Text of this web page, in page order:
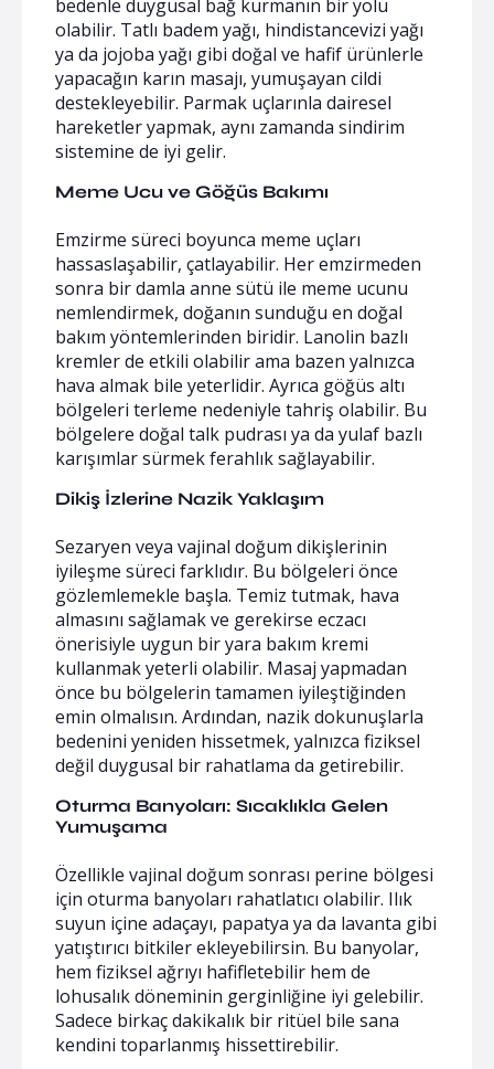
bedenle duygusal bağ kurmanın bir yolu
olabilir. Tatlı badem yağı, hindistancevizi yağı
ya da jojoba yağı gibi doğal ve hafif ürünlerle
yapacağın karın masajı, yumuşayan cildi
destekleyebilir. Parmak uçlarınla dairesel
hareketler yapmak, aynı zamanda sindirim
sistemine de iyi gelir.
Meme Ucu ve Göğüs Bakımı
Emzirme süreci boyunca meme uçları
hassaslaşabilir, çatlayabilir. Her emzirmeden
sonra bir damla anne sütü ile meme ucunu
nemlendirmek, doğanın sunduğu en doğal
bakım yöntemlerinden biridir. Lanolin bazlı
kremler de etkili olabilir ama bazen yalnızca
hava almak bile yeterlidir. Ayrıca göğüs altı
bölgeleri terleme nedeniyle tahriş olabilir. Bu
bölgelere doğal talk pudrası ya da yulaf bazlı
karışımlar sürmek ferahlık sağlayabilir.
Dikiş İzlerine Nazik Yaklaşım
Sezaryen veya vajinal doğum dikişlerinin
iyileşme süreci farklıdır. Bu bölgeleri önce
gözlemlemekle başla. Temiz tutmak, hava
almasını sağlamak ve gerekirse eczacı
önerisiyle uygun bir yara bakım kremi
kullanmak yeterli olabilir. Masaj yapmadan
önce bu bölgelerin tamamen iyileştiğinden
emin olmalısın. Ardından, nazik dokunuşlarla
bedenini yeniden hissetmek, yalnızca fiziksel
değil duygusal bir rahatlama da getirebilir.
Oturma Banyoları: Sıcaklıkla Gelen
Yumuşama
Özellikle vajinal doğum sonrası perine bölgesi
için oturma banyoları rahatlatıcı olabilir. Ilık
suyun içine adaçayı, papatya ya da lavanta gibi
yatıştırıcı bitkiler ekleyebilirsin. Bu banyolar,
hem fiziksel ağrıyı hafifletebilir hem de
lohusalık döneminin gerginliğine iyi gelebilir.
Sadece birkaç dakikalık bir ritüel bile sana
kendini toparlanmış hissettirebilir.